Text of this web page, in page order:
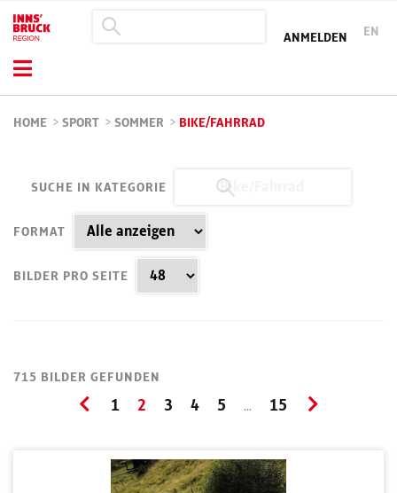
ANMELDEN EN
HOME > SPORT > SOMMER > BIKE/FAHRRAD
SUCHE IN KATEGORIE
FORMAT
BILDER PRO SEITE
715 BILDER GEFUNDEN
1 2 3 4 5 ... 15